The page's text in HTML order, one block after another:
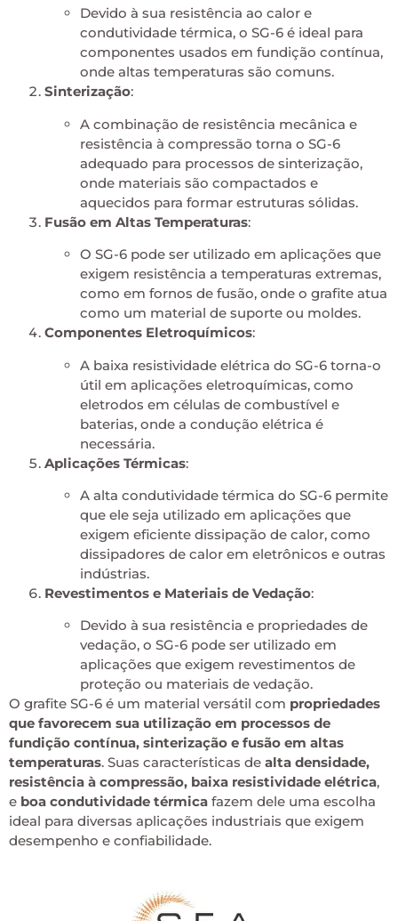
Devido à sua resistência ao calor e
condutividade térmica, o SG-6 é ideal para
componentes usados em fundição contínua,
onde altas temperaturas são comuns.
Sinterização:
A combinação de resistência mecânica e
resistência à compressão torna o SG-6
adequado para processos de sinterização,
onde materiais são compactados e
aquecidos para formar estruturas sólidas.
Fusão em Altas Temperaturas:
O SG-6 pode ser utilizado em aplicações que
exigem resistência a temperaturas extremas,
como em fornos de fusão, onde o grafite atua
como um material de suporte ou moldes.
Componentes Eletroquímicos:
A baixa resistividade elétrica do SG-6 torna-o
útil em aplicações eletroquímicas, como
eletrodos em células de combustível e
baterias, onde a condução elétrica é
necessária.
Aplicações Térmicas:
A alta condutividade térmica do SG-6 permite
que ele seja utilizado em aplicações que
exigem eficiente dissipação de calor, como
dissipadores de calor em eletrônicos e outras
indústrias.
Revestimentos e Materiais de Vedação:
Devido à sua resistência e propriedades de
vedação, o SG-6 pode ser utilizado em
aplicações que exigem revestimentos de
proteção ou materiais de vedação.
O grafite SG-6 é um material versátil com propriedades
que favorecem sua utilização em processos de
fundição contínua, sinterização e fusão em altas
temperaturas. Suas características de alta densidade,
resistência à compressão, baixa resistividade elétrica,
e boa condutividade térmica fazem dele uma escolha
ideal para diversas aplicações industriais que exigem
desempenho e confiabilidade.